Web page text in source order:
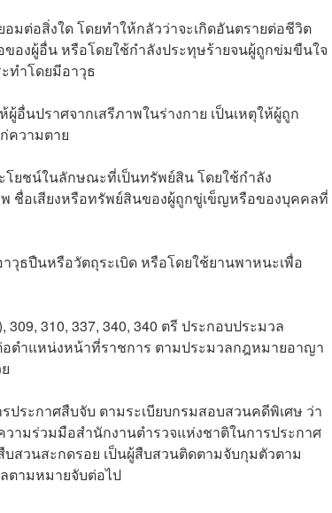
มต่อสิ่งใด โดยทำให้กลัวว่าจะเกิดอันตรายต่อชีวิต
องผู้อื่น หรือโดยใช้กำลังประทุษร้ายจนผู้ถูกข่มขืนใจ
ทำโดยมีอาวุธ
อื่นปราศจากเสรีภาพในร่างกาย เป็นเหตุให้ผู้ถูก
ความตาย
ยชน์ในลักษณะที่เป็นทรัพย์สิน โดยใช้กำลัง
ชื่อเสียงหรือทรัพย์สินของผู้ถูกขู่เข็ญหรือของบุคคลที่
วุธปืนหรือวัตถุระเบิด หรือโดยใช้ยานพาหนะเพื่อ
310, 337, 340, 340 ตรี ประกอบประมวล
ตำแหน่งหน้าที่ราชการ ตามประมวลกฎหมายอาญา
ระกาศสืบจับ ตามระเบียบกรมสอบสวนคดีพิเศษ ว่า
ามร่วมมือสำนักงานตำรวจแห่งชาติในการประกาศ
สวนสะกดรอย เป็นผู้สืบสวนติดตามจับกุมตัวตาม
ตามหมายจับต่อไป